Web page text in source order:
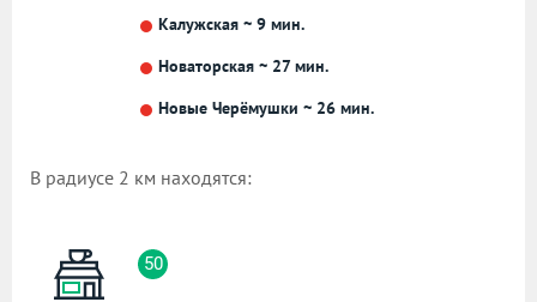
Калужская ~ 9 мин.
Новаторская ~ 27 мин.
Новые Черёмушки ~ 26 мин.
В радиусе 2 км находятся:
50